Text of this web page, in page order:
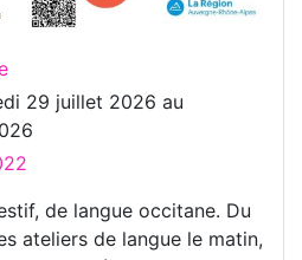
29 juillet 2026 au
de langue occitane. Du
ateliers de langue le matin,